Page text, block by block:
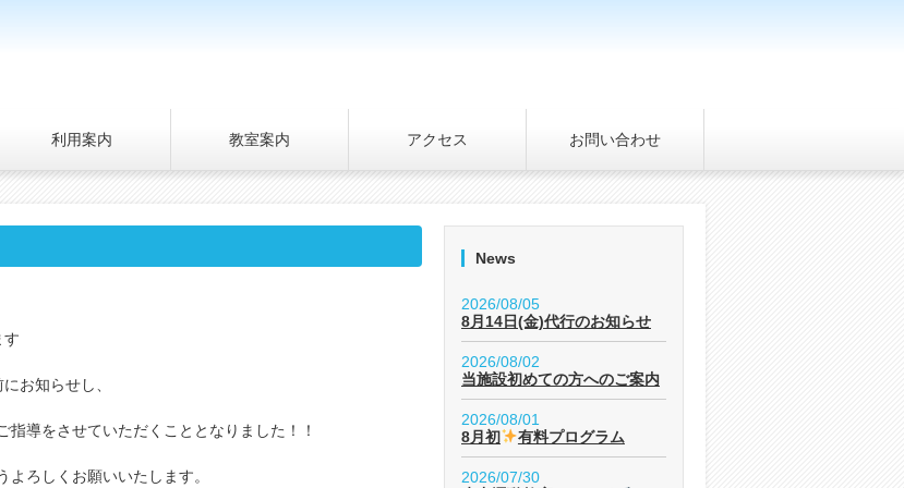
利用案内 教室案内 アクセス お問い合わせ
す
お知らせし、
導をさせていただくこととなりました！！
ろしくお願いいたします。
News
2026/08/05
8月14日(金)代行のお知らせ
2026/08/02
当施設初めての方へのご案内
2026/08/01
8月初
有料プログラム
2026/07/30